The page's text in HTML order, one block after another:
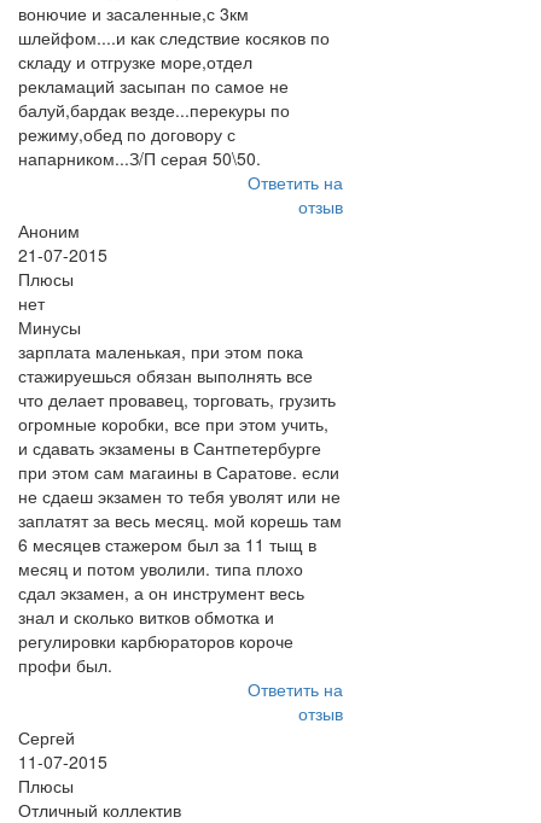
вонючие и засаленные,с 3км
шлейфом....и как следствие косяков по
складу и отгрузке море,отдел
рекламаций засыпан по самое не
балуй,бардак везде...перекуры по
режиму,обед по договору с
напарником...З/П серая 50\50.
Ответить на
отзыв
Аноним
21-07-2015
Плюсы
нет
Минусы
зарплата маленькая, при этом пока
стажируешься обязан выполнять все
что делает провавец, торговать, грузить
огромные коробки, все при этом учить,
и сдавать экзамены в Сантпетербурге
при этом сам магаины в Саратове. если
не сдаеш экзамен то тебя уволят или не
заплатят за весь месяц. мой корешь там
6 месяцев стажером был за 11 тыщ в
месяц и потом уволили. типа плохо
сдал экзамен, а он инструмент весь
знал и сколько витков обмотка и
регулировки карбюраторов короче
профи был.
Ответить на
отзыв
Сергей
11-07-2015
Плюсы
Отличный коллектив